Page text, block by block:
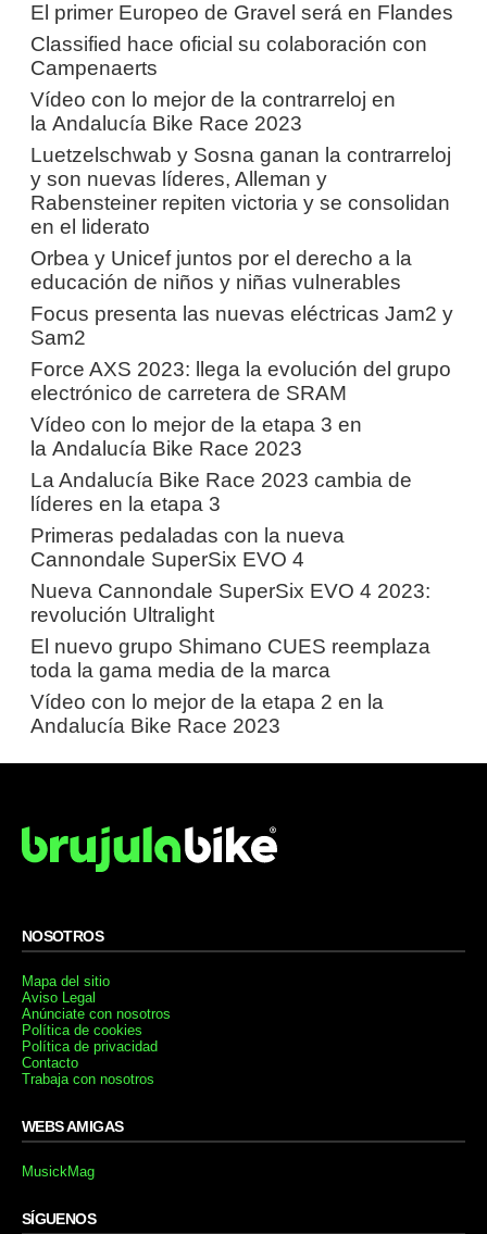
El primer Europeo de Gravel será en Flandes
Classified hace oficial su colaboración con
Campenaerts
Vídeo con lo mejor de la contrarreloj en
la Andalucía Bike Race 2023
Luetzelschwab y Sosna ganan la contrarreloj
y son nuevas líderes, Alleman y
Rabensteiner repiten victoria y se consolidan
en el liderato
Orbea y Unicef juntos por el derecho a la
educación de niños y niñas vulnerables
Focus presenta las nuevas eléctricas Jam2 y
Sam2
Force AXS 2023: llega la evolución del grupo
electrónico de carretera de SRAM
Vídeo con lo mejor de la etapa 3 en
la Andalucía Bike Race 2023
La Andalucía Bike Race 2023 cambia de
líderes en la etapa 3
Primeras pedaladas con la nueva
Cannondale SuperSix EVO 4
Nueva Cannondale SuperSix EVO 4 2023:
revolución Ultralight
El nuevo grupo Shimano CUES reemplaza
toda la gama media de la marca
Vídeo con lo mejor de la etapa 2 en la
Andalucía Bike Race 2023
NOSOTROS
Mapa del sitio
Aviso Legal
Anúnciate con nosotros
Política de cookies
Política de privacidad
Contacto
Trabaja con nosotros
WEBS AMIGAS
MusickMag
SÍGUENOS